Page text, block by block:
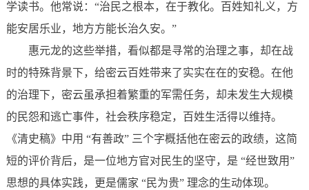
学读书。他常说：“治民之根本，在于教化。百姓知礼义，方
能安居乐业，地方方能长治久安。”
惠元龙的这些举措，看似都是寻常的治理之事，却在战
时的特殊背景下，给密云百姓带来了实实在在的安稳。在他
的治理下，密云虽承担着繁重的军需任务，却未发生大规模
的民怨和逃亡事件，社会秩序稳定，百姓生活得以维持。
《清史稿》中用 “有善政” 三个字概括他在密云的政绩，这简
短的评价背后，是一位地方官对民生的坚守，是 “经世致用”
思想的具体实践，更是儒家 “民为贵” 理念的生动体现。